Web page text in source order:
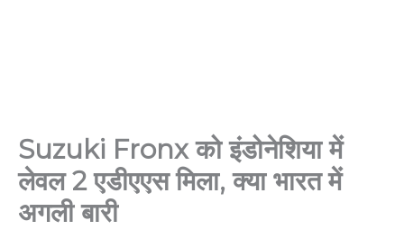
Suzuki Fronx को इंडोनेशिया में
लेवल 2 एडीएएस मिला, क्या भारत में
अगली बारी